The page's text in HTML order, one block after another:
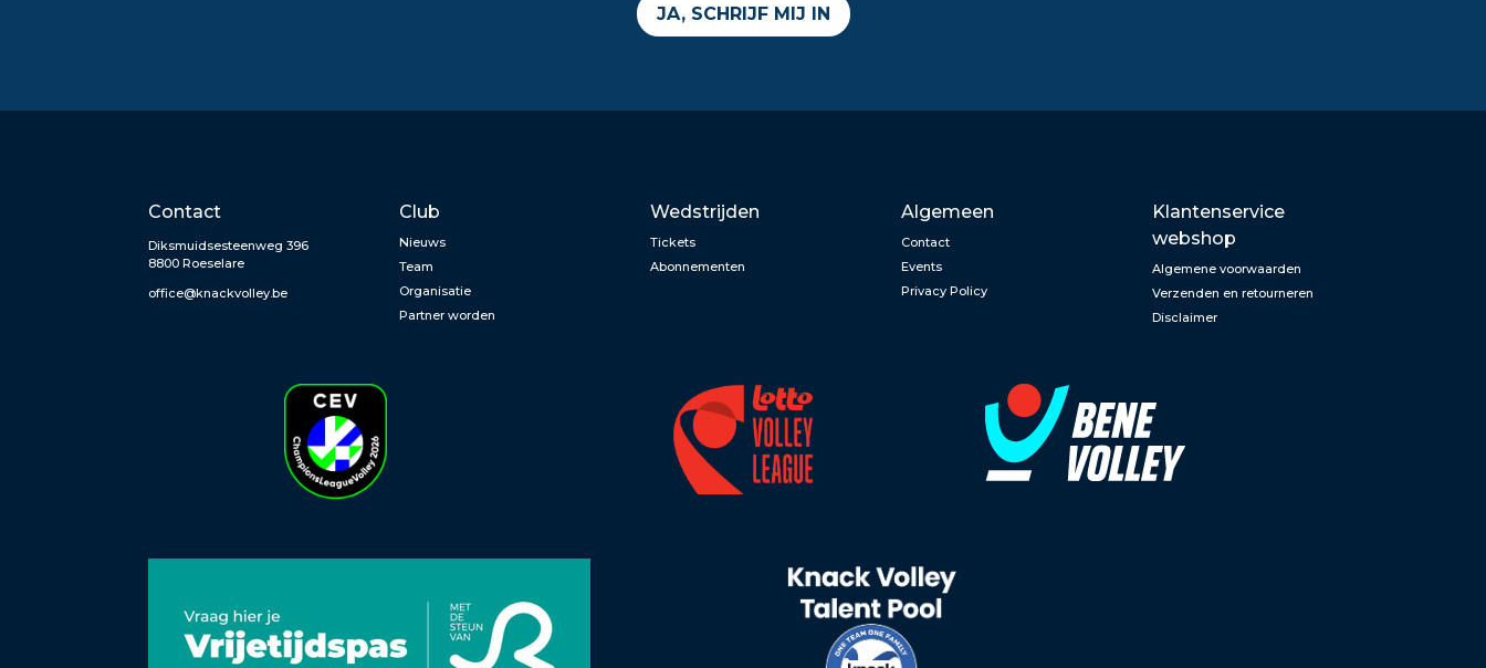
JA, SCHRIJF MIJ IN
Contact
Diksmuidsesteenweg 396
8800 Roeselare
office@knackvolley.be
Club
Nieuws
Team
Organisatie
Partner worden
Wedstrijden
Tickets
Abonnementen
Algemeen
Contact
Events
Privacy Policy
Klantenservice
webshop
Algemene voorwaarden
Verzenden en retourneren
Disclaimer